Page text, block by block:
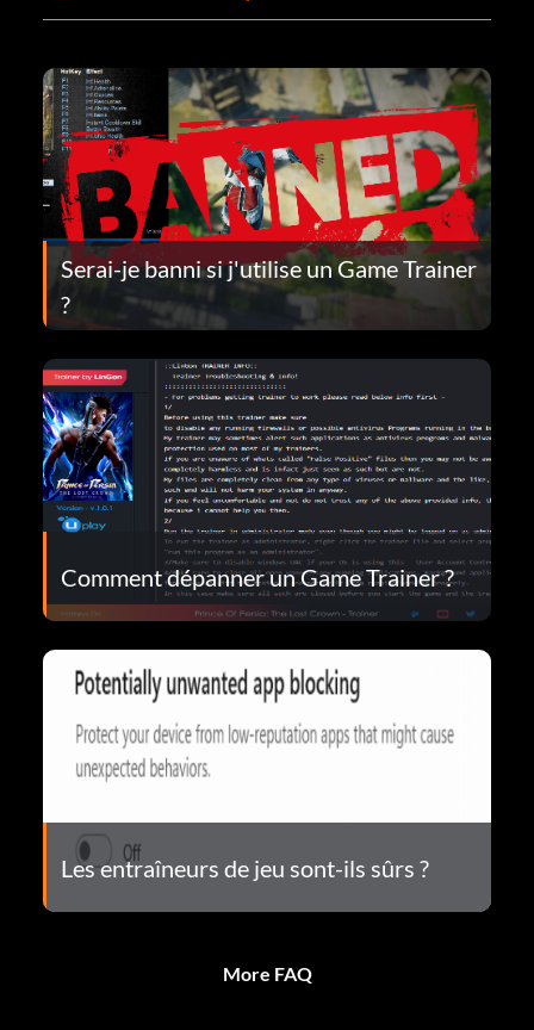
Serai-je banni si j'utilise un Game Trainer
?
Comment dépanner un Game Trainer ?
Les entraîneurs de jeu sont-ils sûrs ?
More FAQ